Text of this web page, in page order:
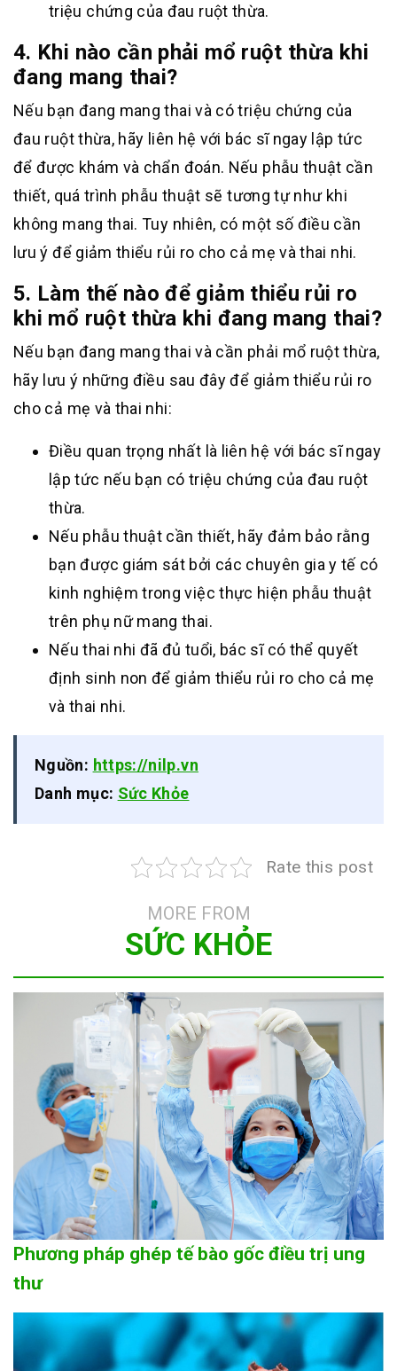
triệu chứng của đau ruột thừa.
4. Khi nào cần phải mổ ruột thừa khi
đang mang thai?
Nếu bạn đang mang thai và có triệu chứng của
đau ruột thừa, hãy liên hệ với bác sĩ ngay lập tức
để được khám và chẩn đoán. Nếu phẫu thuật cần
thiết, quá trình phẫu thuật sẽ tương tự như khi
không mang thai. Tuy nhiên, có một số điều cần
lưu ý để giảm thiểu rủi ro cho cả mẹ và thai nhi.
5. Làm thế nào để giảm thiểu rủi ro
khi mổ ruột thừa khi đang mang thai?
Nếu bạn đang mang thai và cần phải mổ ruột thừa,
hãy lưu ý những điều sau đây để giảm thiểu rủi ro
cho cả mẹ và thai nhi:
Điều quan trọng nhất là liên hệ với bác sĩ ngay
lập tức nếu bạn có triệu chứng của đau ruột
thừa.
Nếu phẫu thuật cần thiết, hãy đảm bảo rằng
bạn được giám sát bởi các chuyên gia y tế có
kinh nghiệm trong việc thực hiện phẫu thuật
trên phụ nữ mang thai.
Nếu thai nhi đã đủ tuổi, bác sĩ có thể quyết
định sinh non để giảm thiểu rủi ro cho cả mẹ
và thai nhi.
Nguồn: https://nilp.vn
Danh mục: Sức Khỏe
Rate this post
MORE FROM
SỨC KHỎE
Phương pháp ghép tế bào gốc điều trị ung
thư